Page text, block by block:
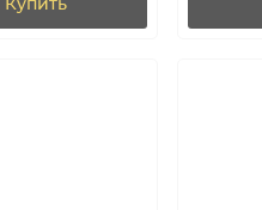
Купить